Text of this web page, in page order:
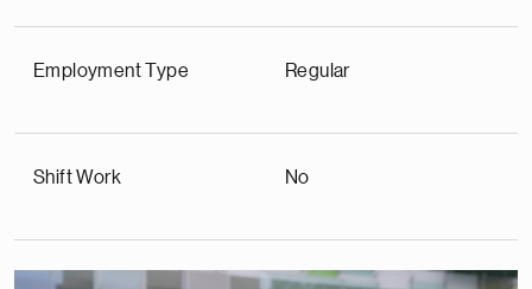
Employment Type Regular
Shift Work No